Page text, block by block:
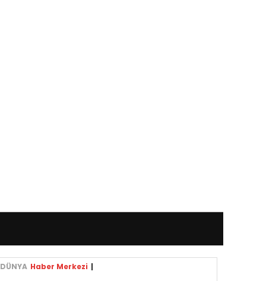
DÜNYA Haber Merkezi |